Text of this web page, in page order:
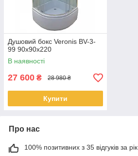
Душовий бокс Veronis BV-3-
99 90x90x220
В наявності
27 600 ₴ 28 980 ₴
Купити
Про нас
100% позитивних з 35 відгуків за рік